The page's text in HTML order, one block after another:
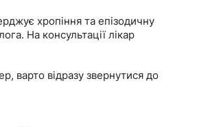
хропіння та епізодичну
На консультації лікар
варто відразу звернутися до